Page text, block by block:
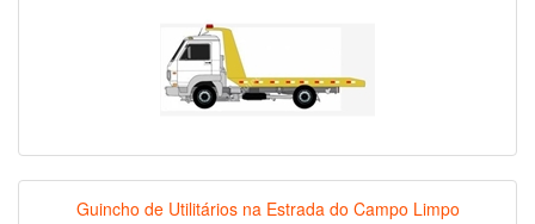
Guincho de Utilitários na Estrada do Campo Limpo